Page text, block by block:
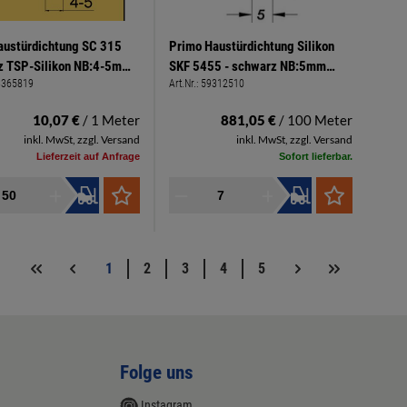
SC 315
TSP-Silikon NB:4-5mm
AL:5-8mm
10,07 € / 1 Meter
inkl. MwSt, zzgl. Versand
Lieferzeit auf Anfrage
Primo Haustürdichtung Silikon
SKF 5455 - schwarz NB:5mm
FH:12mm AL:5mm -> Beutel á 7
Art.Nr.: 59312510
881,05 € / 100 Meter
inkl. MwSt, zzgl. Versand
Sofort lieferbar.
1 2 3 4 5
Folge uns